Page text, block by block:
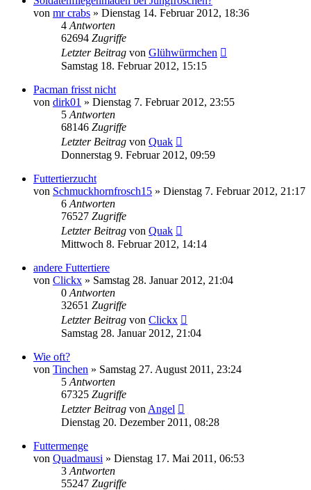
von mr crabs » Dienstag 14. Februar 2012, 18:36
4 Antworten
62694 Zugriffe
Letzter Beitrag von Glühwürmchen
Samstag 18. Februar 2012, 15:15
Pacman frisst nicht
von dirk01 » Dienstag 7. Februar 2012, 23:55
5 Antworten
68146 Zugriffe
Letzter Beitrag von Quak
Donnerstag 9. Februar 2012, 09:59
Futtertierzucht
von Schmuckhornfrosch15 » Dienstag 7. Februar 2012, 21:17
6 Antworten
76527 Zugriffe
Letzter Beitrag von Quak
Mittwoch 8. Februar 2012, 14:14
andere Futtertiere
von Clickx » Samstag 28. Januar 2012, 21:04
0 Antworten
32651 Zugriffe
Letzter Beitrag von Clickx
Samstag 28. Januar 2012, 21:04
Wie oft?
von Tinchen » Samstag 27. August 2011, 23:24
5 Antworten
67325 Zugriffe
Letzter Beitrag von Angel
Dienstag 20. Dezember 2011, 08:28
Futtermenge
von Quadmausi » Dienstag 17. Mai 2011, 06:53
3 Antworten
55247 Zugriffe